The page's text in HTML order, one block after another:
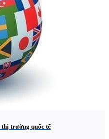
trường quốc tế